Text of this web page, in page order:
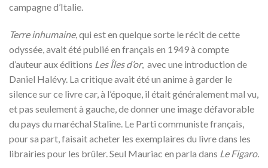
campagne d’Italie.
Terre inhumaine, qui est en quelque sorte le récit de cette
odyssée, avait été publié en français en 1949 à compte
d’auteur aux éditions Les Îles d’or, avec une introduction de
Daniel Halévy. La critique avait été un anime à garder le
silence sur ce livre car, à l’époque, il était généralement mal vu,
et pas seulement à gauche, de donner une image défavorable
du pays du maréchal Staline. Le Parti communiste français,
pour sa part, faisait acheter les exemplaires du livre dans les
librairies pour les brûler. Seul Mauriac en parla dans Le Figaro.